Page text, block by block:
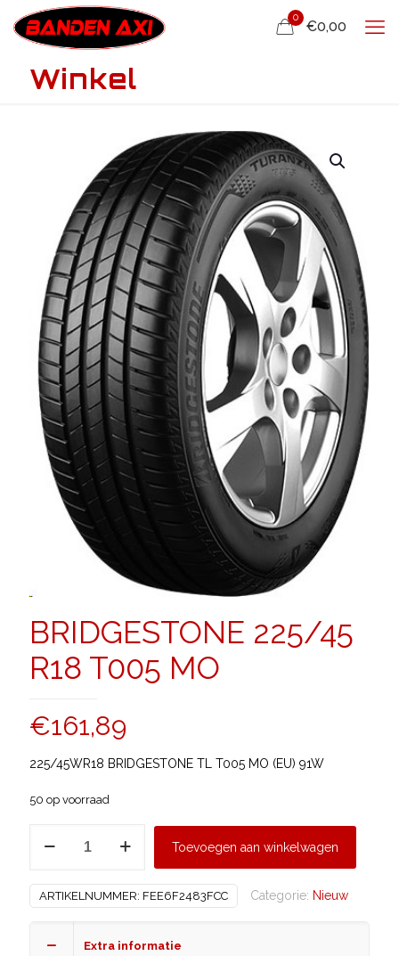
0
€0,00
Winkel
BRIDGESTONE 225/45
R18 T005 MO
€161,89
225/45WR18 BRIDGESTONE TL T005 MO (EU) 91W
50 op voorraad
T005
aantal
Toevoegen aan winkelwagen
ARTIKELNUMMER: FEE6F2483FCC Categorie: Nieuw
Extra informatie